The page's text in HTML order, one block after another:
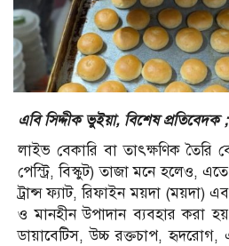
এবি সিদ্দীক ভুইয়া, বিশেষ প্রতিবেদক ;
লাইভ বেকারি বা তাৎক্ষণিক তৈরি
পেস্ট্রি, বিস্কুট) তাজা মনে হলেও, এতে
ট্রান্স ফ্যাট, রিফাইন ময়দা (ময়দা)
ও মানহীন উপাদান ব্যবহার করা
ডায়াবেটিস, উচ্চ রক্তচাপ, হৃদরোগ,